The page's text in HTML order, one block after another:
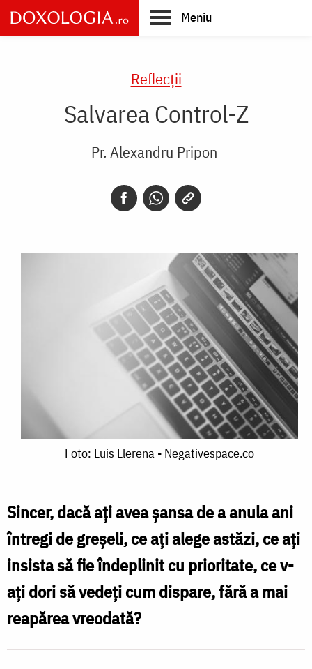
Skip
to
main
Meniu
Reflecții
Salvarea Control-Z
Pr. Alexandru Pripon
-
Negativespace.co
Foto: Luis Llerena - Negativespace.co
Sincer, dacă ați avea șansa de a anula ani
întregi de greșeli, ce ați alege astăzi, ce ați
insista să fie îndeplinit cu prioritate, ce v-
ați dori să vedeți cum dispare, fără a mai
reapărea vreodată?